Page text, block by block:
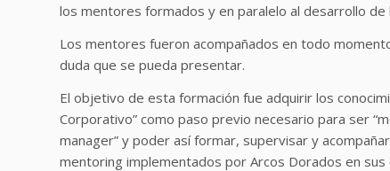
los mentores formados y en paralelo al desarrollo
Los mentores fueron acompañados en todo
duda que se pueda presentar.
El objetivo de esta formación fue adquirir los
Corporativo” como paso previo necesario para ser
manager” y poder así formar, supervisar y
mentoring implementados por Arcos Dorados en